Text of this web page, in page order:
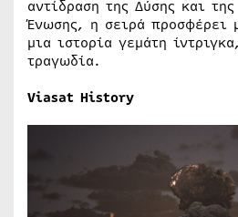
αντίδραση της Δύσης και της
Ένωσης, η σειρά προσφέρει
μια ιστορία γεμάτη
τραγωδία.
Viasat History